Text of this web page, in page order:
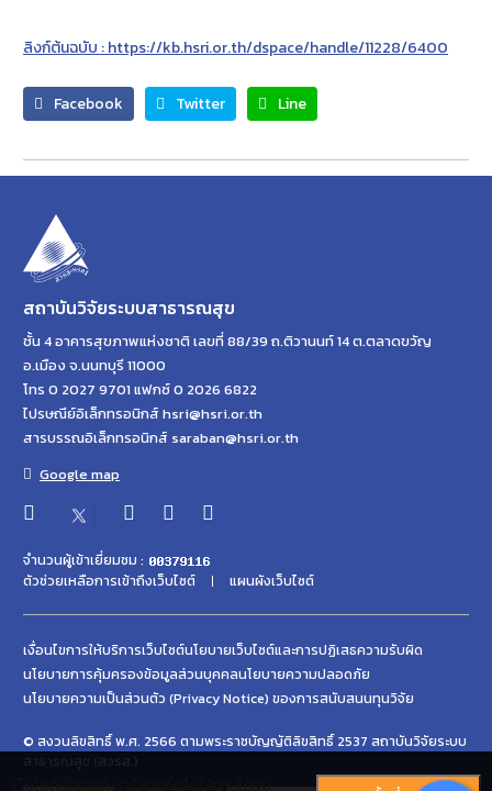
ลิงก์ต้นฉบับ : https://kb.hsri.or.th/dspace/handle/11228/6400
Facebook Twitter Line
สถาบันวิจัยระบบสาธารณสุข
ชั้น 4 อาคารสุขภาพแห่งชาติ เลขที่ 88/39 ถ.ติวานนท์ 14 ต.ตลาดขวัญ
อ.เมือง จ.นนทบุรี 11000
โทร 0 2027 9701 แฟกซ์ 0 2026 6822
ไปรษณีย์อิเล็กทรอนิกส์ hsri@hsri.or.th
สารบรรณอิเล็กทรอนิกส์ saraban@hsri.or.th
Google map
จำนวนผู้เข้าเยี่ยมชม :
ตัวช่วยเหลือการเข้าถึงเว็บไซต์
แผนผังเว็บไซต์
เงื่อนไขการให้บริการเว็บไซต์นโยบายเว็บไซต์และการปฏิเสธความรับผิด
นโยบายการคุ้มครองข้อมูลส่วนบุคคลนโยบายความปลอดภัย
นโยบายความเป็นส่วนตัว (Privacy Notice) ของการสนับสนนทุนวิจัย
© สงวนลิขสิทธิ์ พ.ศ. 2566 ตามพระราชบัญญัติลิขสิทธิ์ 2537 สถาบันวิจัยระบบ
สาธารณสุข (สวรส.)
เว็บไซต์นี้ใช้คุกกี้ เราใช้คุกกี้เพื่อให้ท่านได้รับ